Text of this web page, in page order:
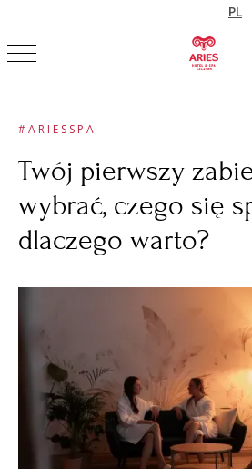
PL
#ARIESSPA
Twój pierwszy
wybrać, czego się
dlaczego warto?